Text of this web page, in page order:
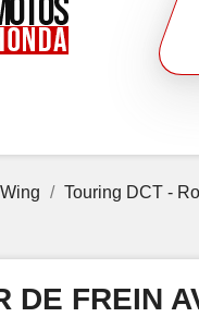
Touring DCT -
DE FREIN